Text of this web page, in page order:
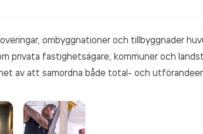
ombyggnationer och tillbyggnader
privata fastighetsägare, kommuner och
av att samordna både total- och
pågående ordinarie verksamhet och
i nära samarbete med våra kunder